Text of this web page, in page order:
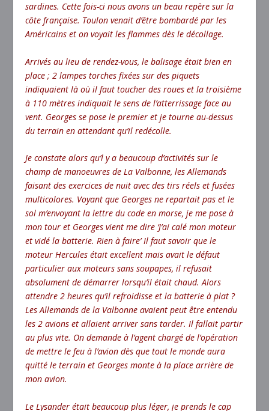
sardines. Cette fois-ci nous avons un beau repère sur la
côte française. Toulon venait d’être bombardé par les
Américains et on voyait les flammes dès le décollage.
Arrivés au lieu de rendez-vous, le balisage était bien en
place ; 2 lampes torches fixées sur des piquets
indiquaient là où il faut toucher des roues et la troisième
à 110 mètres indiquait le sens de l’atterrissage face au
vent. Georges se pose le premier et je tourne au-dessus
du terrain en attendant qu’il redécolle.
Je constate alors qu’l y a beaucoup d’activités sur le
champ de manoeuvres de La Valbonne, les Allemands
faisant des exercices de nuit avec des tirs réels et fusées
multicolores. Voyant que Georges ne repartait pas et le
sol m’envoyant la lettre du code en morse, je me pose à
mon tour et Georges vient me dire ‘J’ai calé mon moteur
et vidé la batterie. Rien à faire’ Il faut savoir que le
moteur Hercules était excellent mais avait le défaut
particulier aux moteurs sans soupapes, il refusait
absolument de démarrer lorsqu’il était chaud. Alors
attendre 2 heures qu’il refroidisse et la batterie à plat ?
Les Allemands de la Valbonne avaient peut être entendu
les 2 avions et allaient arriver sans tarder. Il fallait partir
au plus vite. On demande à l’agent chargé de l’opération
de mettre le feu à l’avion dès que tout le monde aura
quitté le terrain et Georges monte à la place arrière de
mon avion.
Le Lysander était beaucoup plus léger, je prends le cap